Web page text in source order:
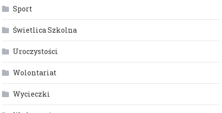
Sport
Świetlica Szkolna
Uroczystości
Wolontariat
Wycieczki